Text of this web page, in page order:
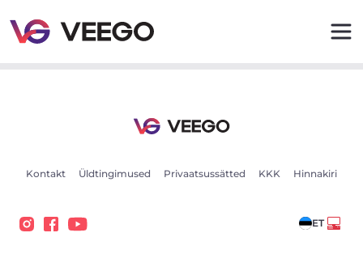
Kontakt Üldtingimused Privaatsussätted KKK Hinnakiri
ET